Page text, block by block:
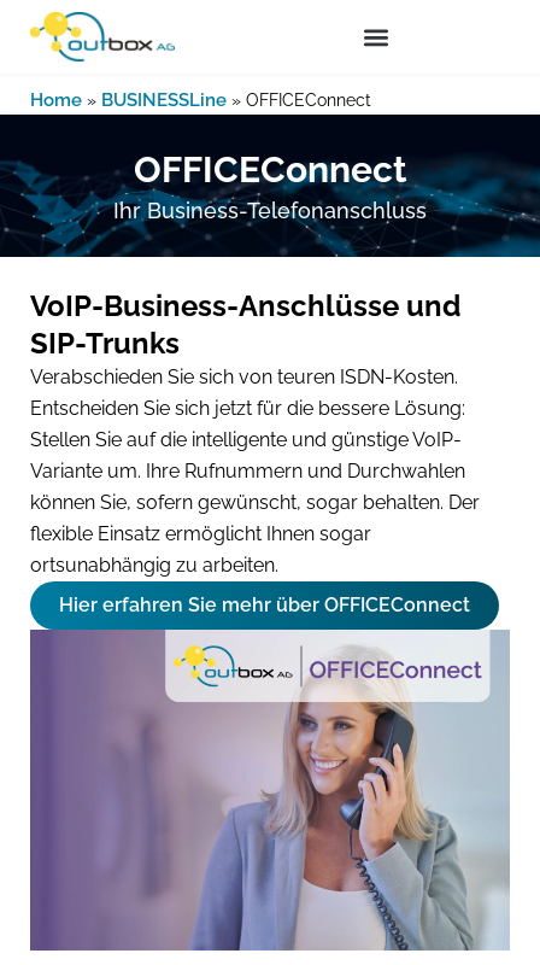
Inhalt
Home » BUSINESSLine » OFFICEConnect
OFFICEConnect
Ihr Business-Telefonanschluss
VoIP-Business-Anschlüsse und
SIP-Trunks
Verabschieden Sie sich von teuren ISDN-Kosten.
Entscheiden Sie sich jetzt für die bessere Lösung:
Stellen Sie auf die intelligente und günstige VoIP-
Variante um. Ihre Rufnummern und Durchwahlen
können Sie, sofern gewünscht, sogar behalten. Der
flexible Einsatz ermöglicht Ihnen sogar
ortsunabhängig zu arbeiten.
Hier erfahren Sie mehr über OFFICEConnect